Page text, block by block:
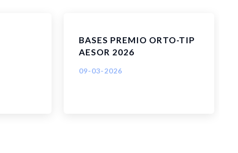
BASES PREMIO ORTO-TIP
AESOR 2026
09-03-2026